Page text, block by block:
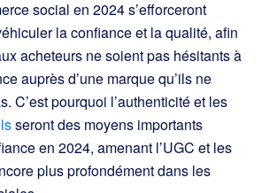
social en 2024 s’efforceront
la confiance et la qualité, afin
acheteurs ne soient pas hésitants à
auprès d’une marque qu’ils ne
C’est pourquoi l’authenticité et les
seront des moyens importants
en 2024, amenant l’UGC et les
plus profondément dans les